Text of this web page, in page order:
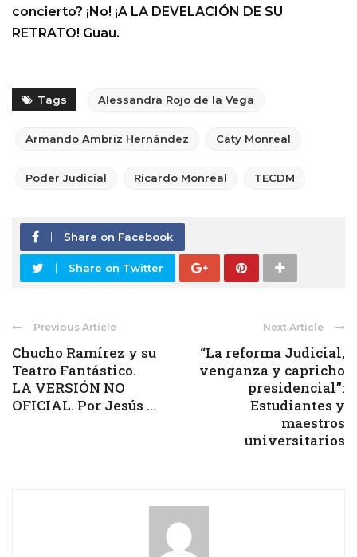
concierto? ¡No! ¡A LA DEVELACIÓN DE SU
RETRATO! Guau.
Tags Alessandra Rojo de la Vega
Armando Ambriz Hernández Caty Monreal
Poder Judicial Ricardo Monreal TECDM
Share on Facebook
Share on Twitter
Previous Article
Chucho Ramírez y su
Teatro Fantástico.
LA VERSIÓN NO
OFICIAL. Por Jesús ...
Next Article
“La reforma Judicial,
venganza y capricho
presidencial”:
Estudiantes y
maestros
universitarios